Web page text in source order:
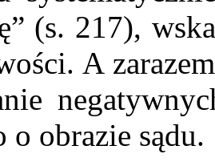
(s. 217),
A
o obrazie sądu.